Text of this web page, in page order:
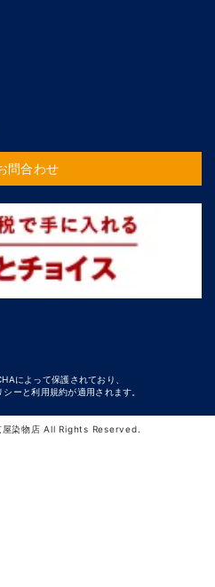
問合わせ
によって保護されており、
シー と利用規約が適用されます。
染物店 All Rights Reserved.